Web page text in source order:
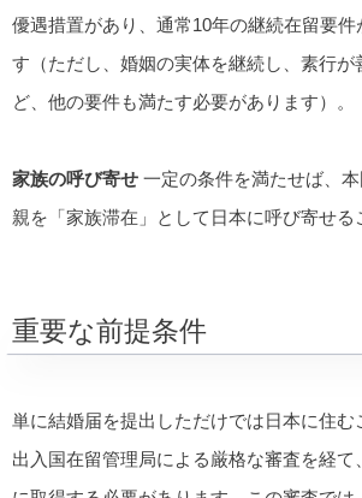
優遇措置があり、通常10年の継続在留要件
す（ただし、婚姻の実体を継続し、素行が
ど、他の要件も満たす必要があります）。
家族の呼び寄せ 一定の条件を満たせば、
親を「家族滞在」として日本に呼び寄せる
重要な前提条件
単に結婚届を提出しただけでは日本に住む
出入国在留管理局による厳格な審査を経